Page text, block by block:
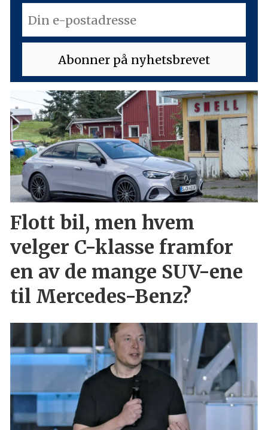
Flott bil, men hvem
velger C-klasse framfor
en av de mange SUV-ene
til Mercedes-Benz?